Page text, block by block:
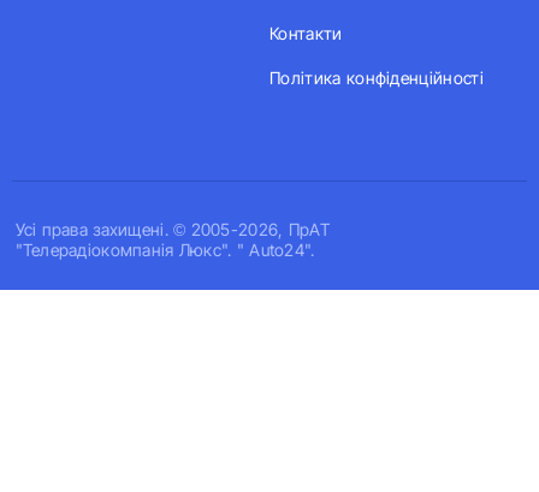
Усi права захищенi. © 2005-2026, ПрАТ
"Телерадіокомпанія Люкс". " Auto24".
Контакти
Політика конфіденційності